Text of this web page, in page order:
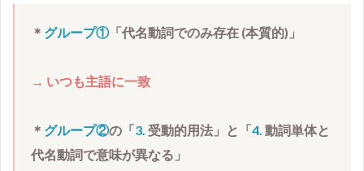
と代名
異な
「1. 再
＊ グループ①「代名動詞でのみ存在 (本質的)」
→ いつも主語に一致
＊ グループ②の「3. 受動的用法」と 「4. 動詞単体と
代名動詞で意味が異なる」